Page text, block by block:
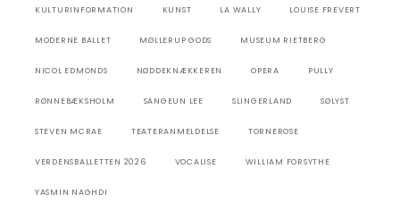
KULTURINFORMATION KUNST LA WALLY LOUISE FREVERT
MODERNE BALLET MØLLERUP GODS MUSEUM RIETBERG
NICOL EDMONDS NØDDEKNÆKKEREN OPERA PULLY
RØNNEBÆKSHOLM SANGEUN LEE SLINGERLAND SØLYST
STEVEN MCRAE TEATERANMELDELSE TORNEROSE
VERDENSBALLETTEN 2026 VOCALISE WILLIAM FORSYTHE
YASMIN NAGHDI